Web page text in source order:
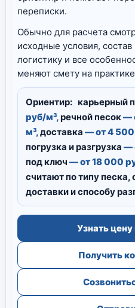
переписки.
Обычно для расчета
исходные условия,
логистику и все
меняют смету на
Ориентир: карьерный
руб/м³,речной песок—
м³,доставка — от 4
погрузка и разгрузка —
под ключ — от 18 000
считают по типу
доставки и способу
Узнать
Получить